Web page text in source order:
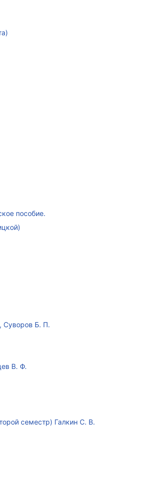
пособие.
Суворов Б. П.
В. Ф.
семестр) Галкин С. В.